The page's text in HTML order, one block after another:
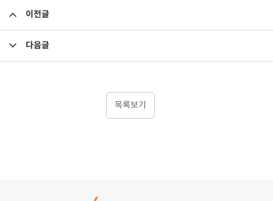
이전글
다음글
목록보기